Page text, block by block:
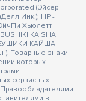
(Эйсер
Инк.); HP -
Хьюлетт
KAISHA
КАЙША
Товарные знаки
которых
сервисных
в